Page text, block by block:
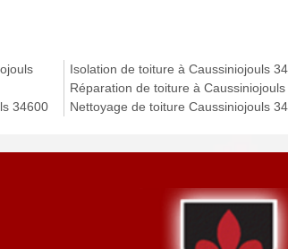
34600
Isolation de toiture à Caussiniojouls
Réparation de toiture à
Nettoyage de toiture Caussiniojouls